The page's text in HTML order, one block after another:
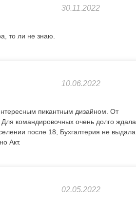
30.11.2022
то ли не знаю.
10.06.2022
пикантным дизайном. От
командировочных очень долго ждала
после 18, Бухгалтерия не выдала
Акт.
02.05.2022